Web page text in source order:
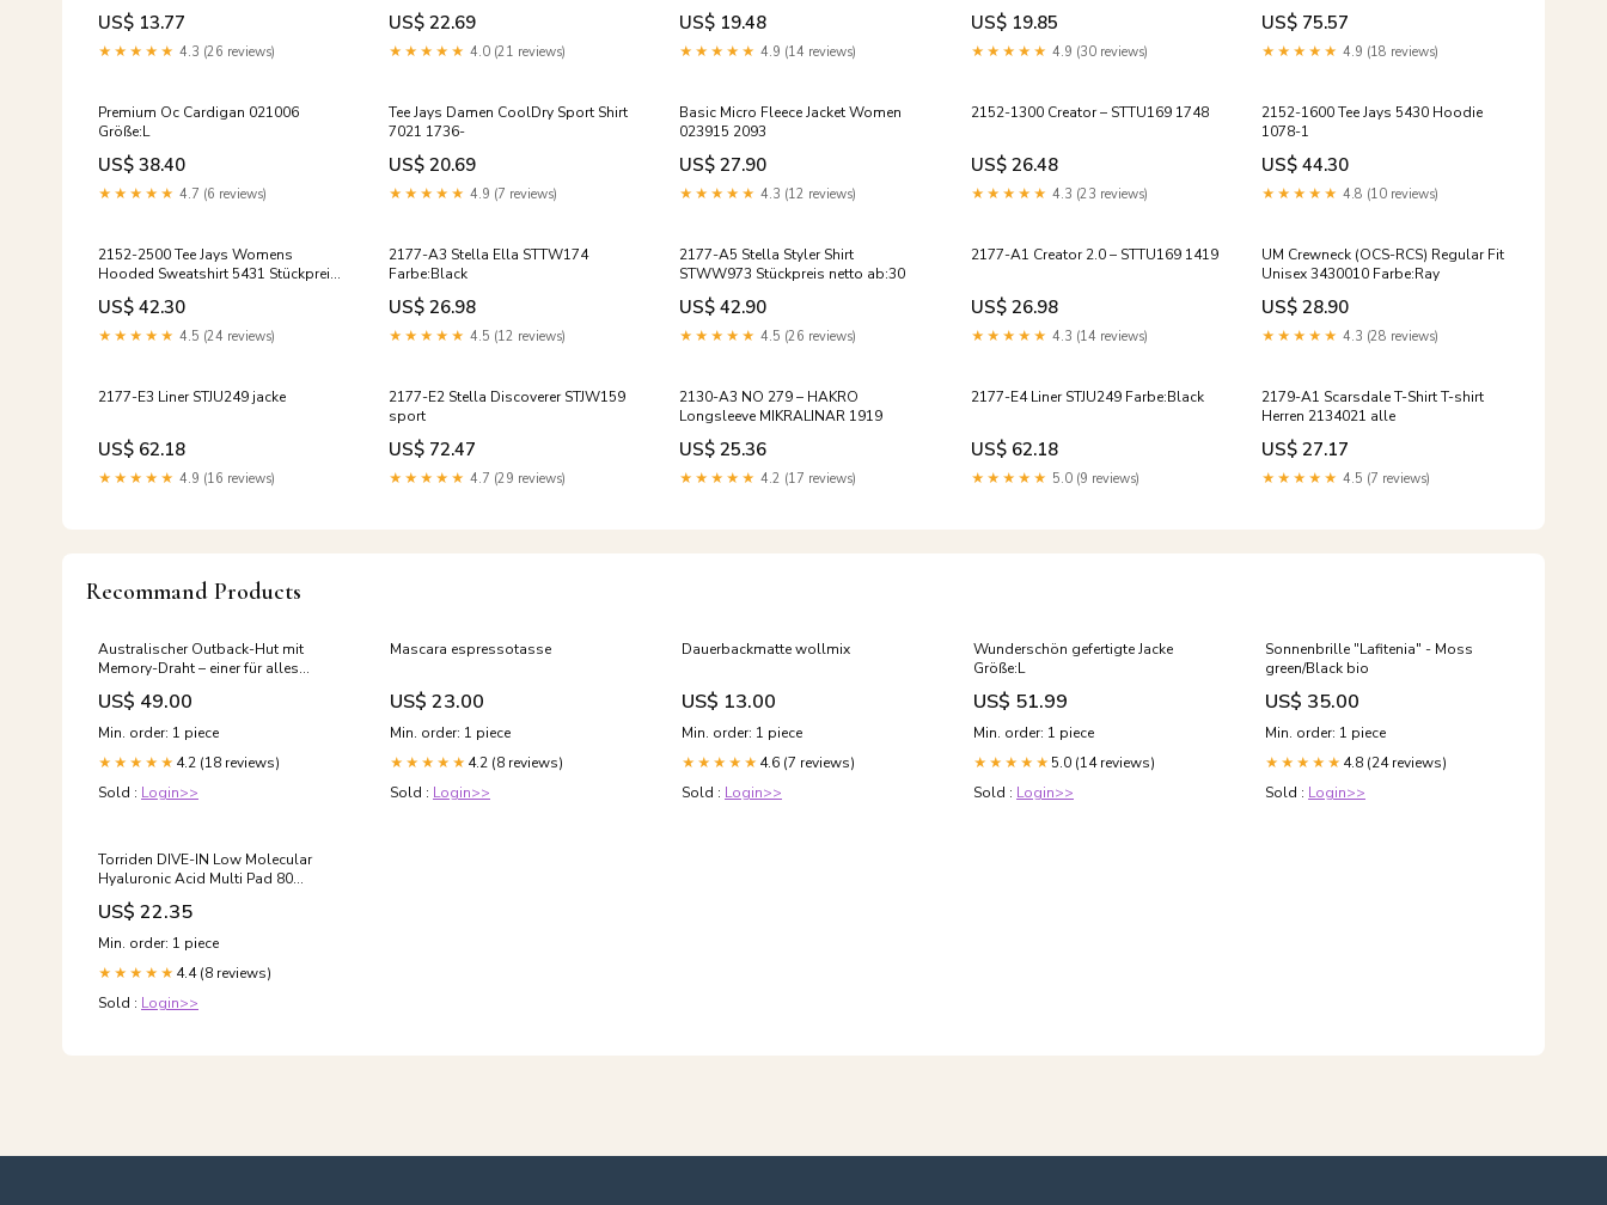
US$ 13.77
★★★★★ 4.3 (26 reviews)
US$ 22.69
★★★★★ 4.0 (21 reviews)
US$ 19.48
★★★★★ 4.9 (14 reviews)
US$ 19.85
★★★★★ 4.9 (30 reviews)
US$ 75.57
★★★★★ 4.9 (18 reviews)
Premium Oc Cardigan 021006
Größe:L
US$ 38.40
★★★★★ 4.7 (6 reviews)
Tee Jays Damen CoolDry Sport Shirt
7021 1736-
US$ 20.69
★★★★★ 4.9 (7 reviews)
Basic Micro Fleece Jacket Women
023915 2093
US$ 27.90
★★★★★ 4.3 (12 reviews)
2152-1300 Creator – STTU169 1748
US$ 26.48
★★★★★ 4.3 (23 reviews)
2152-1600 Tee Jays 5430 Hoodie
1078-1
US$ 44.30
★★★★★ 4.8 (10 reviews)
2152-2500 Tee Jays Womens
Hooded Sweatshirt 5431 Stückpreis
netto ab:100
US$ 42.30
★★★★★ 4.5 (24 reviews)
2177-A3 Stella Ella STTW174
Farbe:Black
US$ 26.98
★★★★★ 4.5 (12 reviews)
2177-A5 Stella Styler Shirt
STWW973 Stückpreis netto ab:30
US$ 42.90
★★★★★ 4.5 (26 reviews)
2177-A1 Creator 2.0 – STTU169 1419
US$ 26.98
★★★★★ 4.3 (14 reviews)
UM Crewneck (OCS-RCS) Regular Fit
Unisex 3430010 Farbe:Ray
US$ 28.90
★★★★★ 4.3 (28 reviews)
2177-E3 Liner STJU249 jacke
US$ 62.18
★★★★★ 4.9 (16 reviews)
2177-E2 Stella Discoverer STJW159
sport
US$ 72.47
★★★★★ 4.7 (29 reviews)
2130-A3 NO 279 – HAKRO
Longsleeve MIKRALINAR 1919
US$ 25.36
★★★★★ 4.2 (17 reviews)
2177-E4 Liner STJU249 Farbe:Black
US$ 62.18
★★★★★ 5.0 (9 reviews)
2179-A1 Scarsdale T-Shirt T-shirt
Herren 2134021 alle
US$ 27.17
★★★★★ 4.5 (7 reviews)
Recommand Products
Australischer Outback-Hut mit
Memory-Draht – einer für alles
Größe:L I 58-59 cm
US$ 49.00
Min. order: 1 piece
★★★★★ 4.2 (18 reviews)
Sold : Login>>
Mascara espressotasse
US$ 23.00
Min. order: 1 piece
★★★★★ 4.2 (8 reviews)
Sold : Login>>
Dauerbackmatte wollmix
US$ 13.00
Min. order: 1 piece
★★★★★ 4.6 (7 reviews)
Sold : Login>>
Wunderschön gefertigte Jacke
Größe:L
US$ 51.99
Min. order: 1 piece
★★★★★ 5.0 (14 reviews)
Sold : Login>>
Sonnenbrille "Lafitenia" - Moss
green/Black bio
US$ 35.00
Min. order: 1 piece
★★★★★ 4.8 (24 reviews)
Sold : Login>>
Torriden DIVE-IN Low Molecular
Hyaluronic Acid Multi Pad 80
sheets, 160ml
US$ 22.35
Min. order: 1 piece
★★★★★ 4.4 (8 reviews)
Sold : Login>>